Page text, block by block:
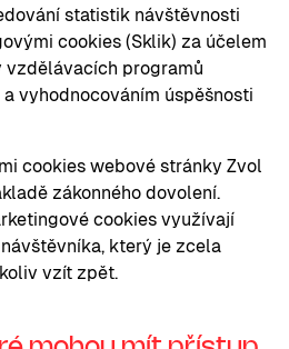
statistik návštěvnosti
cookies (Sklik) za účelem
programů
vyhodnocováním úspěšnosti
cookies webové stránky Zvol
zákonného dovolení.
cookies využívají
který je zcela
vzít zpět.